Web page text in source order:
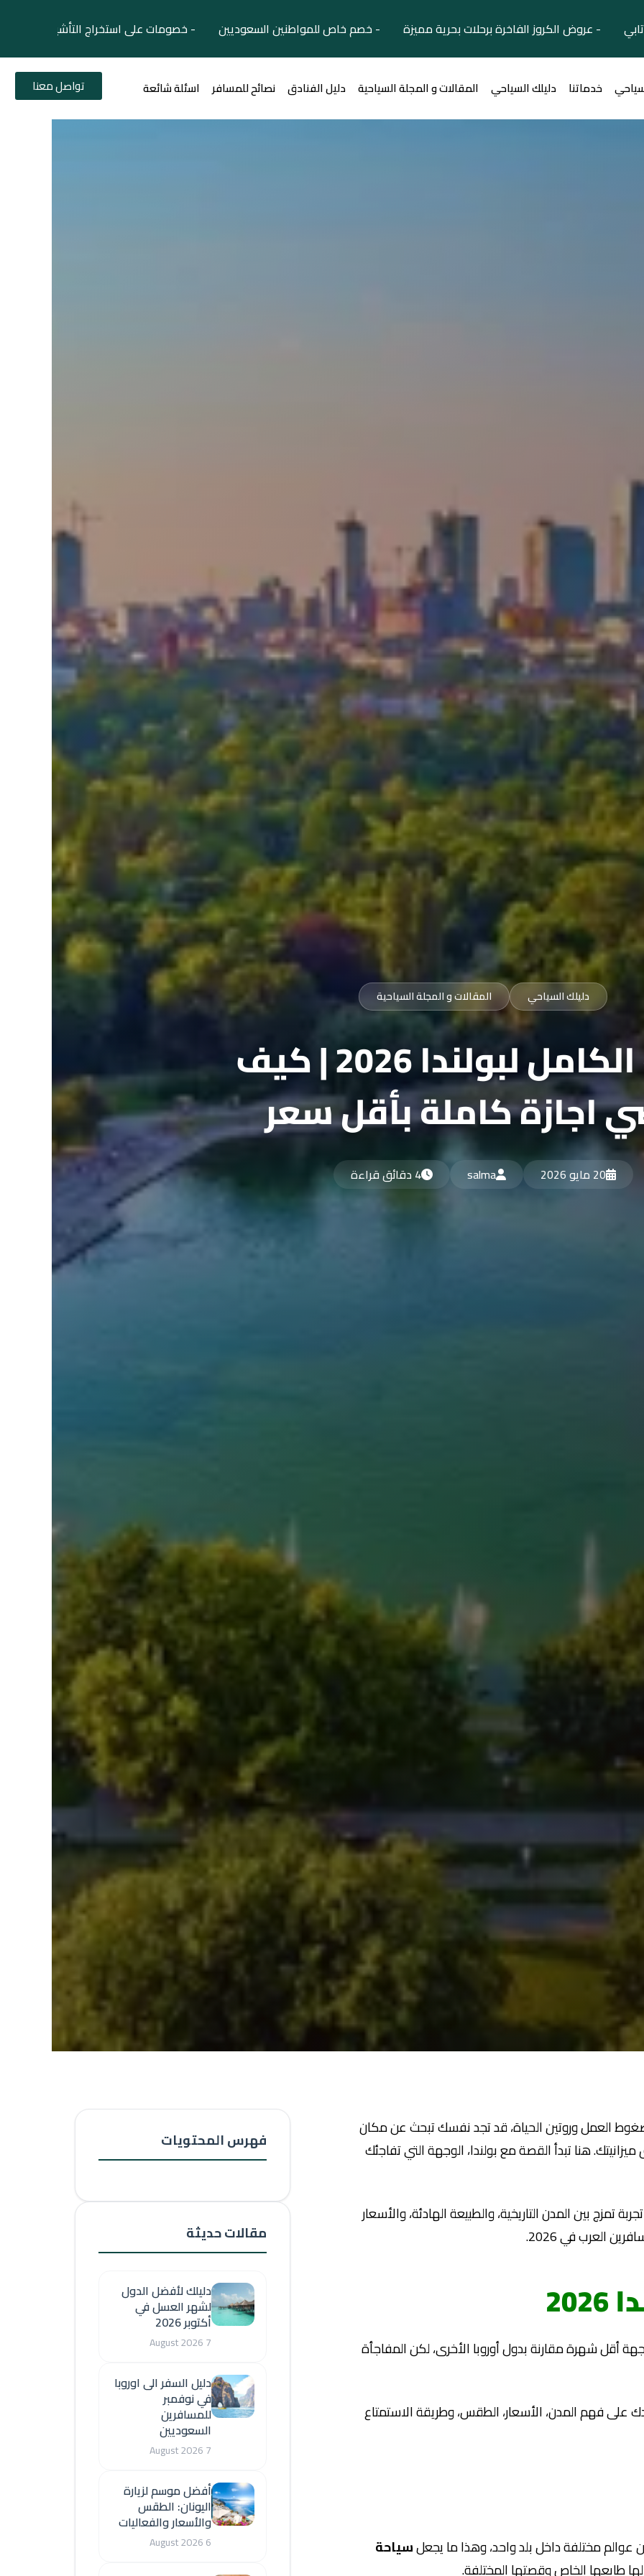
- عروض الكروز الفاخرة برحلات بحرية مميزة - خصم خاص للمواطنين السعوديين - خصومات على استخراج التأشيرات
خدماتنا دليلك السياحي المقالات و المجلة السياحية دليل الفنادق نصائح للمسافر اسئلة شائعة تواصل معنا
دليلك السياحي المقالات و المجلة السياحية
دليلك الكامل لبولندا 2026 | كيف
اجازة كاملة بأقل سعر
20 مايو 2026 salma 4 دقائق قراءة
لحظة هادئة بين ضغوط العمل وروتين الحياة، قد تجد نفسك تبحث عن مكان
هنا تبدأ القصة مع بولندا، الوجهة التي تفاجئك
تمزج بين المدن التاريخية، والطبيعة الهادئة، والأسعار
العرب في 2026.
أقل شهرة مقارنة بدول أوروبا الأخرى، لكن المفاجأة
على فهم المدن، الأسعار، الطقس، وطريقة الاستمتاع
عوالم مختلفة داخل بلد واحد، وهذا ما يجعلسياحة
طابعها الخاص وقصتها المختلفة.
فهرس المحتويات
مقالات حديثة
دليلك لأفضل الدول
لشهر العسل في
أكتوبر 2026
7 August 2026
دليل السفر الى اوروبا
في نوفمبر
للمسافرين
السعوديين
7 August 2026
أفضل موسم لزيارة
اليونان: الطقس
والأسعار والفعاليات
6 August 2026